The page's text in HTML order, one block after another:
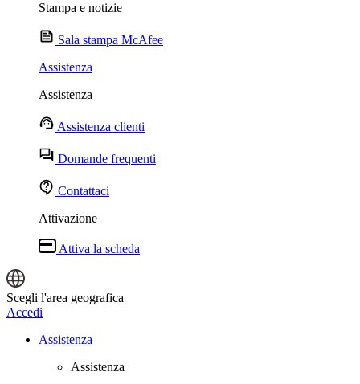
Stampa e notizie
Sala stampa McAfee
Assistenza
Assistenza
Assistenza clienti
Domande frequenti
Contattaci
Attivazione
Attiva la scheda
Scegli l'area geografica
Accedi
Assistenza
Assistenza